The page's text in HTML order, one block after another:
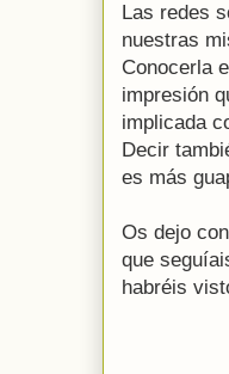
Las redes
nuestras
Conocerla
impresión
implicada
Decir
es más
Os dejo
que
habréis